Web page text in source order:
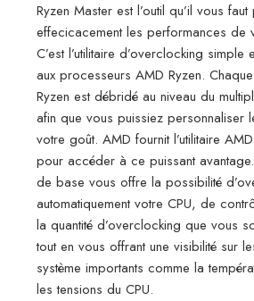
Ryzen Master est l’outil qu’il vous
effecicacement les performances de
C’est l’utilitaire d’overclocking simple
aux processeurs AMD Ryzen.
Ryzen est débridé au niveau du
afin que vous puissiez personnaliser
votre goût. AMD fournit l’utilitaire
pour accéder à ce puissant
de base vous offre la possibilité
automatiquement votre CPU, de
la quantité d’overclocking que vous
tout en vous offrant une visibilité sur
système importants comme la
les tensions du CPU.